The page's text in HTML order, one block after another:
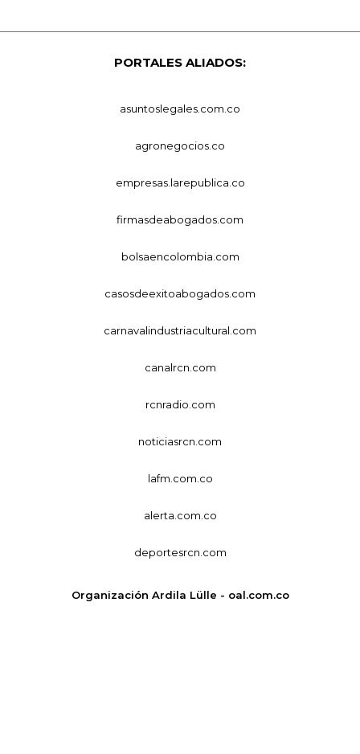
PORTALES ALIADOS:
asuntoslegales.com.co
agronegocios.co
empresas.larepublica.co
firmasdeabogados.com
bolsaencolombia.com
casosdeexitoabogados.com
carnavalindustriacultural.com
canalrcn.com
rcnradio.com
noticiasrcn.com
lafm.com.co
alerta.com.co
deportesrcn.com
Organización Ardila Lülle - oal.com.co